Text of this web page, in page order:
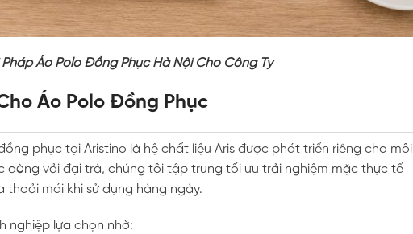
Áo Polo Đồng Phục Hà Nội Cho Công Ty
Áo Polo Đồng Phục
phục tạiAristino là hệ chất liệu Aris được phát triển riêng cho môi
dòng vải đại trà, chúng tôi tập trung tối ưu trải nghiệm mặc thực tế
mái khi sử dụng hàng ngày.
nghiệp lựa chọn nhờ: